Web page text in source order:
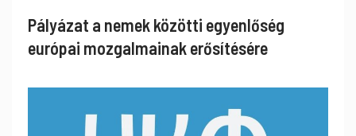
Pályázat a nemek közötti egyenlőség
európai mozgalmainak erősítésére